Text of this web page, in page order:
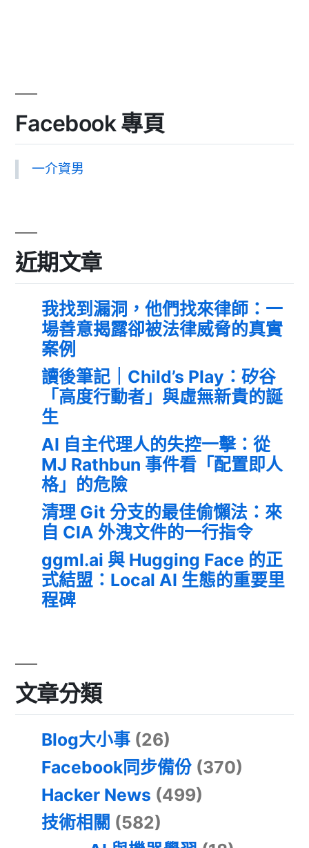
Facebook 專頁
一介資男
近期文章
我找到漏洞，他們找來律師：一
場善意揭露卻被法律威脅的真實
案例
讀後筆記｜Child’s Play：矽谷
「高度行動者」與虛無新貴的誕
生
AI 自主代理人的失控一擊：從
MJ Rathbun 事件看「配置即人
格」的危險
清理 Git 分支的最佳偷懶法：來
自 CIA 外洩文件的一行指令
ggml.ai 與 Hugging Face 的正
式結盟：Local AI 生態的重要里
程碑
文章分類
Blog大小事 (26)
Facebook同步備份 (370)
Hacker News (499)
技術相關 (582)